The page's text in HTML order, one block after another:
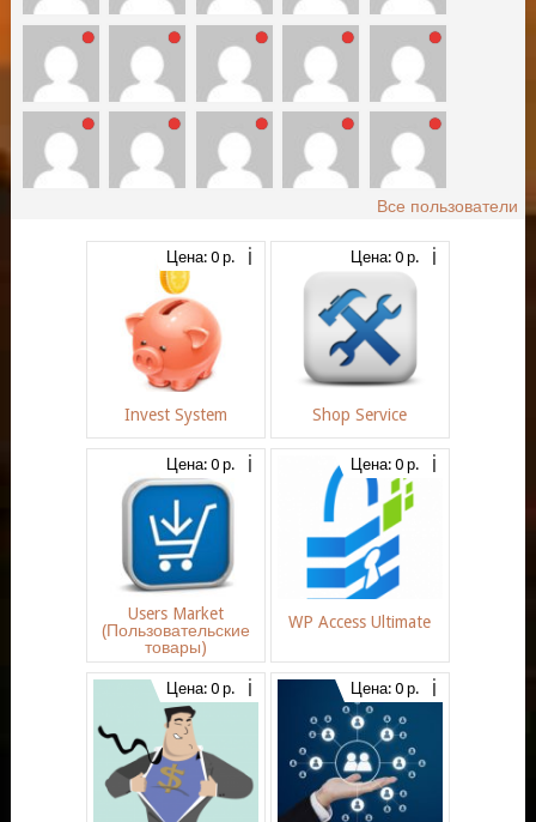
Все пользователи
Цена: 0 р.
Invest System
Цена: 0 р.
Shop Service
Цена: 0 р.
Users Market
(Пользовательские
товары)
Цена: 0 р.
WP Access Ultimate
Цена: 0 р. Цена: 0 р.